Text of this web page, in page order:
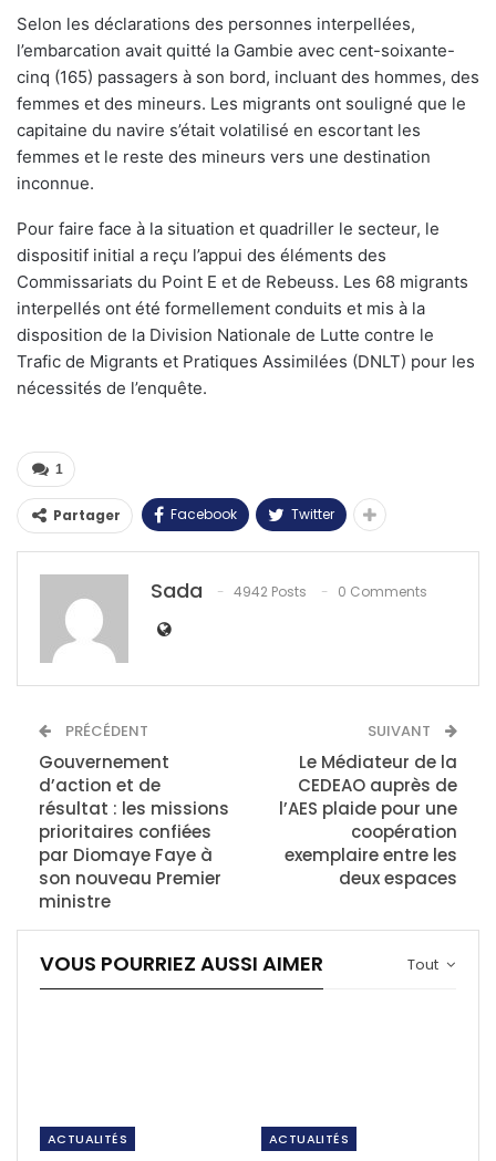
Selon les déclarations des personnes interpellées,
l’embarcation avait quitté la Gambie avec cent-soixante-
cinq (165) passagers à son bord, incluant des hommes, des
femmes et des mineurs. Les migrants ont souligné que le
capitaine du navire s’était volatilisé en escortant les
femmes et le reste des mineurs vers une destination
inconnue.
Pour faire face à la situation et quadriller le secteur, le
dispositif initial a reçu l’appui des éléments des
Commissariats du Point E et de Rebeuss. Les 68 migrants
interpellés ont été formellement conduits et mis à la
disposition de la Division Nationale de Lutte contre le
Trafic de Migrants et Pratiques Assimilées (DNLT) pour les
nécessités de l’enquête.
1
Partager Facebook Twitter
Sada 4942 Posts 0 Comments
PRÉCÉDENT
Gouvernement
d’action et de
résultat : les missions
prioritaires confiées
par Diomaye Faye à
son nouveau Premier
ministre
SUIVANT
Le Médiateur de la
CEDEAO auprès de
l’AES plaide pour une
coopération
exemplaire entre les
deux espaces
Tout
VOUS POURRIEZ AUSSI AIMER
ACTUALITÉS ACTUALITÉS